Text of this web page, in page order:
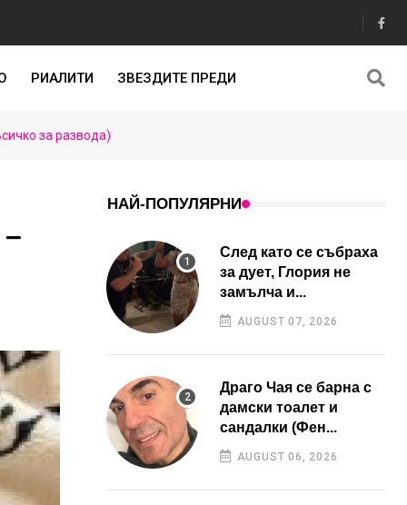
РИАЛИТИ ЗВЕЗДИТЕ ПРЕДИ
за развода)
НАЙ-ПОПУЛЯРНИ
След като се събраха
за дует, Глория не
замълча и...
AUGUST 07, 2026
Драго Чая се барна с
дамски тоалет и
сандалки (Фен...
AUGUST 06, 2026